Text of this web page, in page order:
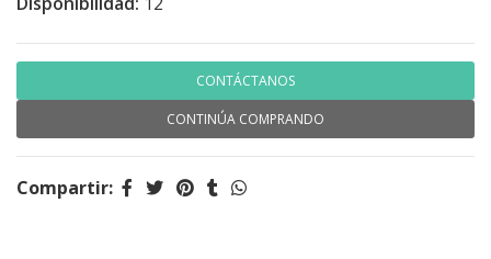
CONTÁCTANOS
CONTINÚA COMPRANDO
Compartir: